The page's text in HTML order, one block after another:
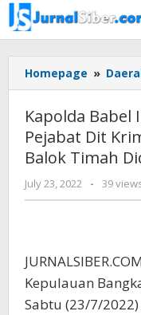
Skip
to
content
Homepage »
Kapolda Babel
Pejabat Dit
Balok Timah
July 23, 2022
by
- 39
Kepulauan
Sabtu (23/7/